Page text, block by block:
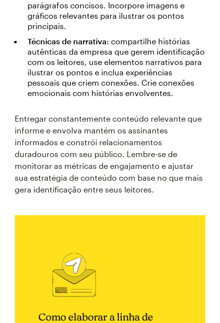
parágrafos concisos. Incorpore imagens e
gráficos relevantes para ilustrar os pontos
principais.
Técnicas de narrativa: compartilhe histórias
autênticas da empresa que gerem identificação
com os leitores, use elementos narrativos para
ilustrar os pontos e inclua experiências
pessoais que criem conexões. Crie conexões
emocionais com histórias envolventes.
Entregar constantemente conteúdo relevante que
informe e envolva mantém os assinantes
informados e constrói relacionamentos
duradouros com seu público. Lembre-se de
monitorar as métricas de engajamento e ajustar
sua estratégia de conteúdo com base no que mais
gera identificação entre seus leitores.
Como elaborar a linha de